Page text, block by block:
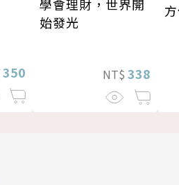
350
學會理財，世界開
始發光
NT$ 338